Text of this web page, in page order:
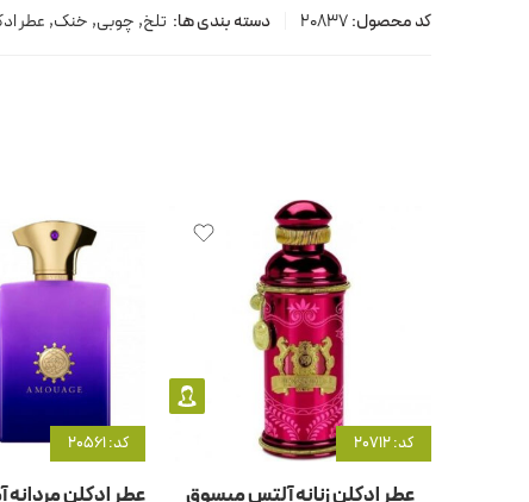
کد محصول:20837 دسته بندی ها: تلخ, چوبی, خنک, عطر
کد: 20712
عطر ادکلن زنانه آلتس میسوق
کد: 20561